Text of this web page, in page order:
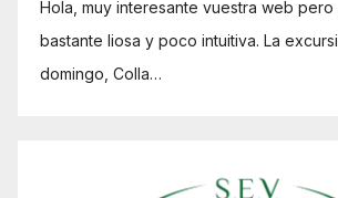
Hola, muy interesante vuestra web pero
bastante liosa y poco intuitiva. La
domingo, Colla…